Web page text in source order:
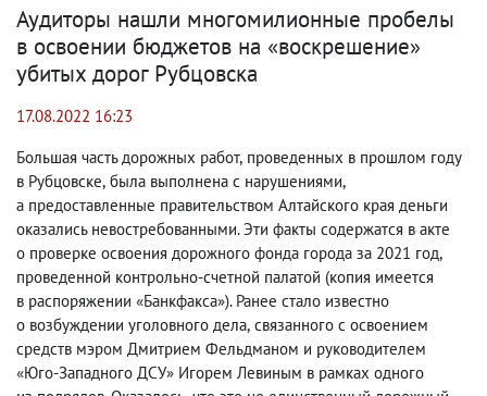
Аудиторы нашли многомилионные пробелы
в освоении бюджетов на «воскрешение»
убитых дорог Рубцовска
17.08.2022 16:23
Большая часть дорожных работ, проведенных в прошлом году
в Рубцовске, была выполнена с нарушениями,
а предоставленные правительством Алтайского края деньги
оказались невостребованными. Эти факты содержатся в акте
о проверке освоения дорожного фонда города за 2021 год,
проведенной контрольно-счетной палатой (копия имеется
в распоряжении «Банкфакса»). Ранее стало известно
о возбуждении уголовного дела, связанного с освоением
средств мэром Дмитрием Фельдманом и руководителем
«Юго-Западного ДСУ» Игорем Левиным в рамках одного